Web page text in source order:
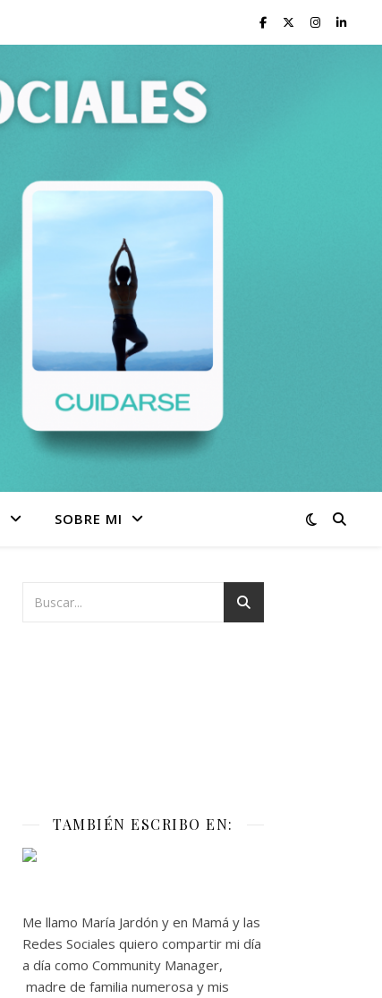
SOBRE MI
TAMBIÉN ESCRIBO EN:
Me llamo María Jardón y en Mamá y las
Redes Sociales quiero compartir mi día
a día como Community Manager,
madre de familia numerosa y mis